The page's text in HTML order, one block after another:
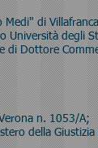
di
Università degli
di Dottore
n. 1053/A;
della